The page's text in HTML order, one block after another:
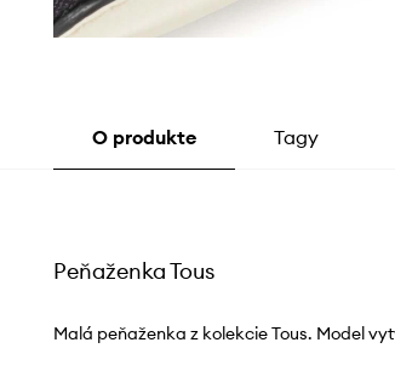
O produkte Tagy
Peňaženka Tous
Malá peňaženka z kolekcie Tous. Model